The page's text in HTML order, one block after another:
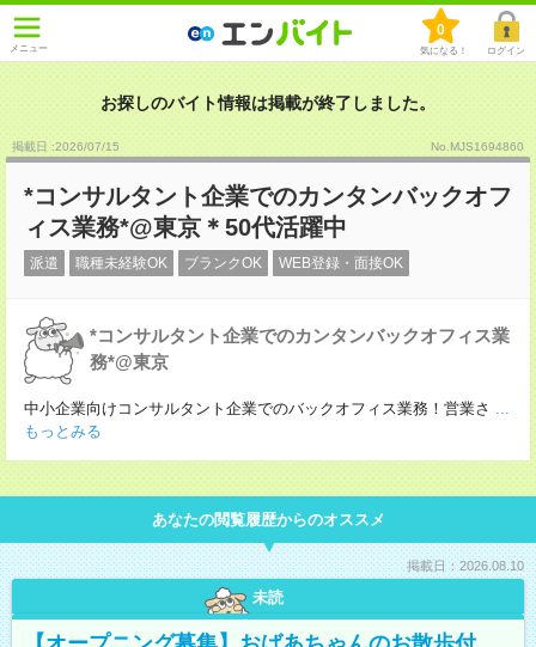
メニュー
0
気になる！ ログイン
お探しのバイト情報は掲載が終了しました。
掲載日 :2026/07/15 No.MJS1694860
*コンサルタント企業でのカンタンバックオフ
ィス業務*@東京＊50代活躍中
派遣 職種未経験OK ブランクOK WEB登録・面接OK
*コンサルタント企業でのカンタンバックオフィス業
務*@東京
中小企業向けコンサルタント企業でのバックオフィス業務！営業さ ...
もっとみる
あなたの閲覧履歴からのオススメ
掲載日：2026.08.10
未読